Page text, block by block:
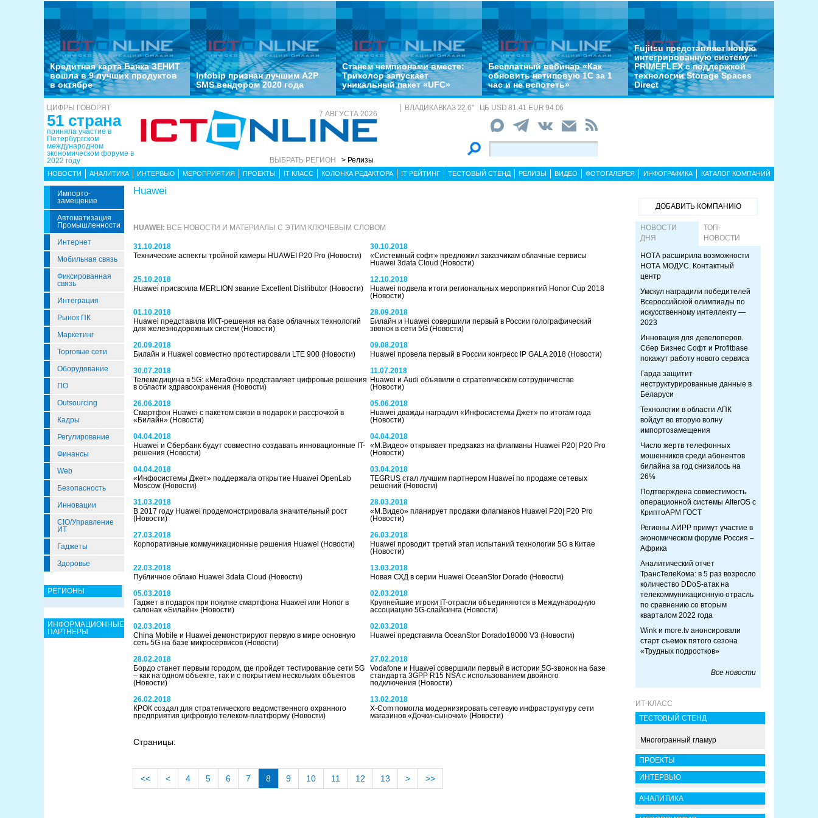
Кредитная карта Банка ЗЕНИТ
вошла в 9 лучших продуктов
в октябре
Infobip признан лучшим A2P
SMS вендором 2020 года
Станем чемпионами вместе:
Триколор запускает
уникальный пакет «UFC»
Бесплатный вебинар «Как
обновить нетиповую 1С за 1
час и не вспотеть»
Fujitsu представляет новую
интегрированную систему
PRIMEFLEX с поддержкой
технологии Storage Spaces
Direct
ЦИФРЫ ГОВОРЯТ
51 страна
приняла участие в
Петербургском
международном
экономическом форуме в
2022 году
7 АВГУСТА 2026
ВЫБРАТЬ РЕГИОН > Релизы
ВЛАДИКАВКАЗ 22.6° ЦБ USD 81.41 EUR 94.06
НОВОСТИ АНАЛИТИКА ИНТЕРВЬЮ МЕРОПРИЯТИЯ ПРОЕКТЫ IT КЛАСС КОЛОНКА РЕДАКТОРА IT РЕЙТИНГ ТЕСТОВЫЙ СТЕНД РЕЛИЗЫ ВИДЕО ФОТОГАЛЕРЕЯ ИНФОГРАФИКА КАТАЛОГ КОМПАНИЙ
Импорто­
Замещение
Автоматизация
Промышленности
Интернет
Мобильная связь
Фиксированная
связь
Интеграция
Рынок ПК
Маркетинг
Торговые сети
Оборудование
ПО
Outsourcing
Кадры
Регулирование
Финансы
Web
Безопасность
Инновации
CIO/Управление
ИТ
Гаджеты
Здоровье
РЕГИОНЫ
ИНФОРМАЦИОННЫЕ
ПАРТНЕРЫ
Huawei
HUAWEI: ВСЕ НОВОСТИ И МАТЕРИАЛЫ С ЭТИМ КЛЮЧЕВЫМ СЛОВОМ
31.10.2018
Технические аспекты тройной камеры HUAWEI P20 Pro (Новости)
30.10.2018
«Системный софт» предложил заказчикам облачные сервисы
Huawei 3data Cloud (Новости)
25.10.2018
Huawei присвоила MERLION звание Excellent Distributor (Новости)
12.10.2018
Huawei подвела итоги региональных мероприятий Honor Cup 2018
(Новости)
01.10.2018
Huawei представила ИКТ-решения на базе облачных технологий
для железнодорожных систем (Новости)
28.09.2018
Билайн и Huawei совершили первый в России голографический
звонок в сети 5G (Новости)
20.09.2018
Билайн и Huawei совместно протестировали LTE 900 (Новости)
09.08.2018
Huawei провела первый в России конгресс IP GALA 2018 (Новости)
30.07.2018
Телемедицина в 5G: «МегаФон» представляет цифровые решения
в области здравоохранения (Новости)
11.07.2018
Huawei и Audi объявили о стратегическом сотрудничестве
(Новости)
26.06.2018
Cмартфон Huawei с пакетом связи в подарок и рассрочкой в
«Билайн» (Новости)
05.06.2018
Huawei дважды наградил «Инфосистемы Джет» по итогам года
(Новости)
04.04.2018
Huawei и Сбербанк будут совместно создавать инновационные IT-
решения (Новости)
04.04.2018
«М.Видео» открывает предзаказ на флагманы Huawei P20| P20 Pro
(Новости)
04.04.2018
«Инфосистемы Джет» поддержала открытие Huawei OpenLab
Moscow (Новости)
03.04.2018
TEGRUS стал лучшим партнером Huawei по продаже сетевых
решений (Новости)
31.03.2018
В 2017 году Huawei продемонстрировала значительный рост
(Новости)
28.03.2018
«М.Видео» планирует продажи флагманов Huawei P20| P20 Pro
(Новости)
27.03.2018
Корпоративные коммуникационные решения Huawei (Новости)
26.03.2018
Huawei проводит третий этап испытаний технологии 5G в Китае
(Новости)
22.03.2018
Публичное облако Huawei 3data Cloud (Новости)
13.03.2018
Новая СХД в серии Huawei OceanStor Dorado (Новости)
05.03.2018
Гаджет в подарок при покупке смартфона Huawei или Honor в
салонах «Билайн» (Новости)
02.03.2018
Крупнейшие игроки IT-отрасли объединяются в Международную
ассоциацию 5G-слайсинга (Новости)
02.03.2018
China Mobile и Huawei демонстрируют первую в мире основную
сеть 5G на базе микросервисов (Новости)
02.03.2018
Huawei представила OceanStor Dorado18000 V3 (Новости)
28.02.2018
Бордо станет первым городом, где пройдет тестирование сети 5G
– как на одном объекте, так и с покрытием нескольких объектов
(Новости)
27.02.2018
Vodafone и Huawei совершили первый в истории 5G-звонок на базе
стандарта 3GPP R15 NSA с использованием двойного
подключения (Новости)
26.02.2018
КРОК создал для стратегического ведомственного охранного
предприятия цифровую телеком-платформу (Новости)
13.02.2018
X-Com помогла модернизировать сетевую инфраструктуру сети
магазинов «Дочки-сыночки» (Новости)
Страницы:
<< < 4 5 6 7 8 9 10 11 12 13 > >>
ДОБАВИТЬ КОМПАНИЮ
НОВОСТИ
ДНЯ
ТОП-
НОВОСТИ
НОТА расширила возможности
НОТА МОДУС. Контактный
центр
Умскул наградили победителей
Всероссийской олимпиады по
искусственному интеллекту —
2023
Инновация для девелоперов.
Сбер Бизнес Софт и Profitbase
покажут работу нового сервиса
Гарда защитит
неструктурированные данные в
Беларуси
Технологии в области АПК
войдут во вторую волну
импортозамещения
Число жертв телефонных
мошенников среди абонентов
билайна за год снизилось на
26%
Подтверждена совместимость
операционной системы AlterOS с
КриптоАРМ ГОСТ
Регионы АИРР примут участие в
экономическом форуме Россия –
Африка
Аналитический отчет
ТрансТелеКома: в 5 раз возросло
количество DDoS-атак на
телекоммуникационную отрасль
по сравнению со вторым
кварталом 2022 года
Wink и more.tv анонсировали
старт съемок пятого сезона
«Трудных подростков»
Все новости
ИТ-КЛАСС
ТЕСТОВЫЙ СТЕНД
Многогранный гламур
ПРОЕКТЫ
ИНТЕРВЬЮ
АНАЛИТИКА